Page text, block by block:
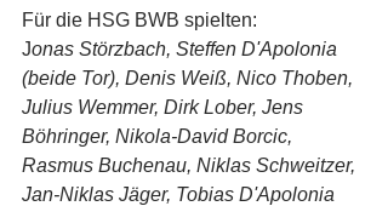
Für die HSG BWB spielten:
Jonas Störzbach, Steffen D'Apolonia
(beide Tor), Denis Weiß, Nico Thoben,
Julius Wemmer, Dirk Lober, Jens
Böhringer, Nikola-David Borcic,
Rasmus Buchenau, Niklas Schweitzer,
Jan-Niklas Jäger, Tobias D'Apolonia